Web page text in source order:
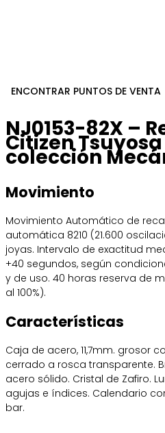
ENCONTRAR PUNTOS DE VENTA
NJ0153-82X –
Citizen
colección
Movimiento
Movimiento Automático de
automática 8210 (21.600
joyas. Intervalo de exactitud
+40 segundos, según
y de uso. 40 horas reserva de
al 100%).
Características
Caja de acero, 11,7mm. grosor
cerrado a rosca transparente.
acero sólido. Cristal de Zafiro.
agujas e índices. Calendario
bar.